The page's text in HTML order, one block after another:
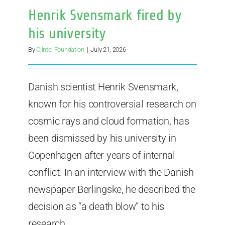
Henrik Svensmark fired by
his university
ByClintel Foundation | July 21, 2026
Danish scientist Henrik Svensmark,
known for his controversial research on
cosmic rays and cloud formation, has
been dismissed by his university in
Copenhagen after years of internal
conflict. In an interview with the Danish
newspaper Berlingske, he described the
decision as “a death blow” to his